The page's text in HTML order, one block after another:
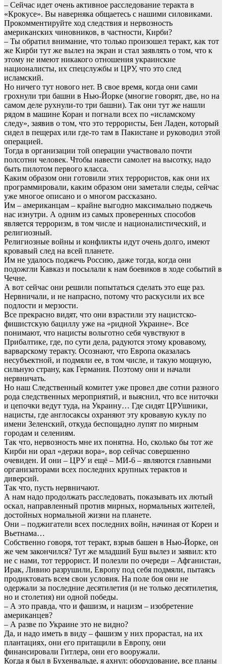
– Сейчас идет очень активное расследование теракта в
«Крокусе». Вы наверняка общаетесь с нашими силовиками.
Прокомментируйте ход следствия и нервозность
американских чиновников, в частности, Кирби?
– Ты обратил внимание, что только произошел теракт, как тот
же Кирби тут же вылез на экран и стал заявлять о том, что к
этому не имеют никакого отношения украинские
националисты, их спецслужбы и ЦРУ, что это след
исламский.
Но ничего тут нового нет. В свое время, когда они сами
грохнули три башни в Нью-Йорке (многие говорят, две, но на
самом деле рухнули-то три башни). Так они тут же нашли
рядом в машине Коран и погнали всех по «исламскому
следу», заявив о том, что это террористы, Бен Ладен, который
сидел в пещерах или где-то там в Пакистане и руководил этой
операцией.
Тогда в организации той операции участвовало почти
полсотни человек. Чтобы навести самолет на высотку, надо
быть пилотом первого класса.
Каким образом они готовили этих террористов, как они их
программировали, каким образом они заметали следы, сейчас
уже многое описано и о многом рассказано.
Им – американцам – крайне выгодно максимально поджечь
нас изнутри. А одним из самых проверенных способов
является терроризм, в том числе и националистический, и
религиозный.
Религиозные войны и конфликты идут очень долго, имеют
кровавый след на всей планете.
Им не удалось поджечь Россию, даже тогда, когда они
подожгли Кавказ и посылали к нам боевиков в ходе событий в
Чечне.
А вот сейчас они решили попытаться сделать это еще раз.
Нервничали, и не напрасно, потому что раскусили их все
подлости и мерзости.
Все прекрасно видят, что они взрастили эту нацистско-
фишистскую бациллу уже на «ридной Украине». Все
понимают, что нацисты вольготно себя чувствуют в
Прибалтике, где, по сути дела, радуются этому кровавому,
варварскому теракту. Осознают, что Европа оказалась
несубъектной, и подмяли ее, в том числе, и такую мощную,
сильную страну, как Германия. Поэтому они и начали
нервничать.
Но наш Следственный комитет уже провел две сотни разного
рода следственных мероприятий, и выяснил, что все ниточки
и цепочки ведут туда, на Украину… Где сидят ЦРУшники,
нацисты, где англосаксы охраняют эту кровавую куклу по
имени Зеленский, откуда беспощадно лупят по мирным
городам и селениям.
Так что, нервозность мне их понятна. Но, сколько бы тот же
Кирби ни орал «держи вора», вор сейчас совершенно
очевиден. И они – ЦРУ и ещё – МИ-6 – являются главными
организаторами всех последних крупных терактов и
диверсий.
Так что, пусть нервничают.
А нам надо продолжать расследовать, показывать их лютый
оскал, направленный против мирных, нормальных жителей,
достойных нормальной жизни на планете.
Они – поджигатели всех последних войн, начиная от Кореи и
Вьетнама…
Собственно говоря, тот теракт, взрыв башен в Нью-Йорке, он
же чем закончился? Тут же младший Буш вылез и заявил: кто
не с нами, тот террорист. И полезли по очереди – Афганистан,
Ирак, Ливию разрушили, Европу под себя подмяли, пытаясь
продиктовать всем свои условия. На поле боя они не
одержали за последние десятилетия (и не только десятилетия,
но и столетия) ни одной победы.
– А это правда, что и фашизм, и нацизм – изобретение
американцев?
– А разве по Украине это не видно?
Да, и надо иметь в виду – фашизм у них прорастал, на их
плантациях, они его притащили в Европу, они
финансировали Гитлера, они его вооружали.
Когда я был в Бухенвальде, я ахнул: оборудование, все планы